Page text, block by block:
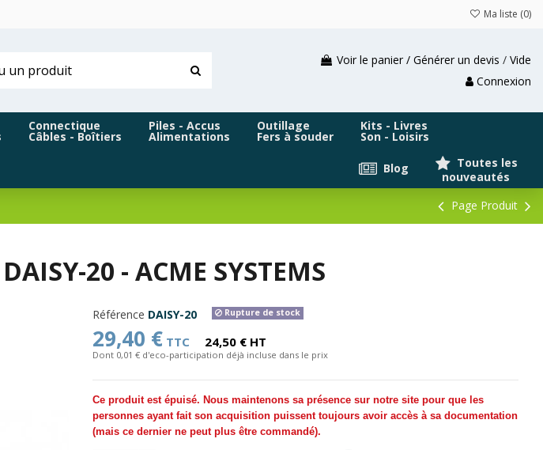
Ma liste (0)
Voir le panier / Générer un devis / Vide
Connexion
Connectique
Câbles - Boîtiers
Piles - Accus
Alimentations
Outillage
Fers à souder
Kits - Livres
Son - Loisirs
Toutes les
nouveautés
Blog
Page Produit
20 - ACME SYSTEMS
Référence DAISY-20 Rupture de stock
29,40 € TTC 24,50 € HT
Dont 0,01 € d'eco-participation déjà incluse dans le prix
Ce produit est épuisé. Nous maintenons sa présence sur notre site pour que les
personnes ayant fait son acquisition puissent toujours avoir accès à sa documentation
(mais ce dernier ne peut plus être commandé).